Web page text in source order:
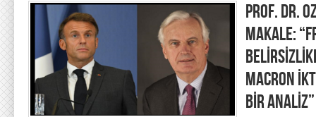
PROF. DR.
MAKALE:
MACRON
BİR ANALİZ”